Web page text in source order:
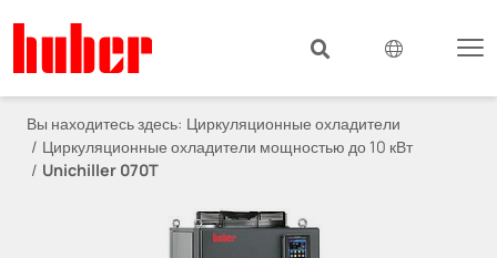
Вы находитесь здесь: Циркуляционные охладители
Циркуляционные охладители мощностью до 10 кВт
Unichiller 070T